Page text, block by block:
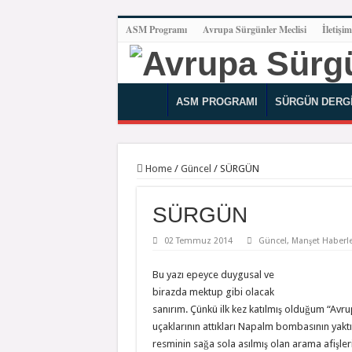
ASM Programı Avrupa Sürgünler Meclisi İletişim
ASM PROGRAMI SÜRGÜN
Home / Güncel / SÜRGÜN
SÜRGÜN
02 Temmuz 2014 Güncel , Manşet
Bu yazı epeyce duygusal ve
birazda mektup gibi olacak
sanırım. Çünkü ilk kez katılmış olduğum
uçaklarının attıkları Napalm bombasının
resminin sağa sola asılmış olan arama